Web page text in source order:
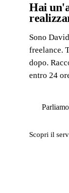
Hai
Sono
freelance.
dopo.
entro 24
Scopri il